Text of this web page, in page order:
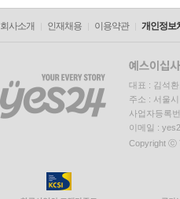
회사소개 인재채용 이용약관 개인정보
대표 : 김석
주소 : 서울
사업자등록
이메일 :
Copyright ⓒ